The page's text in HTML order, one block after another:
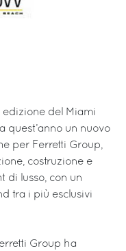
edizione del Miami
quest’anno un nuovo
per Ferretti Group,
costruzione e
di lusso, con un
tra i più esclusivi
Group ha